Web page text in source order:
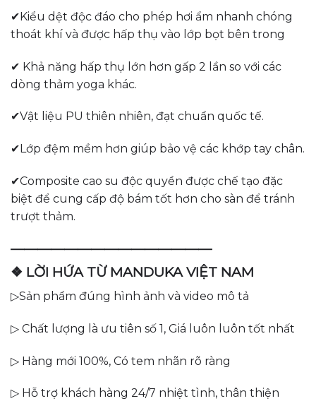
✔Kiểu dệt độc đáo cho phép hơi ẩm nhanh chóng
thoát khí và được hấp thụ vào lớp bọt bên trong
✔ Khả năng hấp thụ lớn hơn gấp 2 lần so với các
dòng thảm yoga khác.
✔Vật liệu PU thiên nhiên, đạt chuẩn quốc tế.
✔Lớp đệm mềm hơn giúp bảo vệ các khớp tay chân.
✔Composite cao su độc quyền được chế tạo đặc
biệt để cung cấp độ bám tốt hơn cho sàn để tránh
trượt thảm.
———————————————
❖ LỜI HỨA TỪ MANDUKA VIỆT NAM
▷Sản phẩm đúng hình ảnh và video mô tả
▷ Chất lượng là ưu tiên số 1, Giá luôn luôn tốt nhất
▷ Hàng mới 100%, Có tem nhãn rõ ràng
▷ Hỗ trợ khách hàng 24/7 nhiệt tình, thân thiện